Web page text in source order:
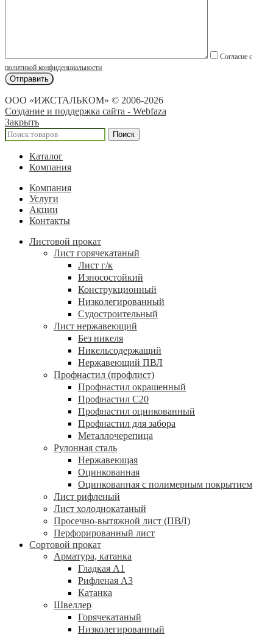
Согласие с
политикой конфиденциальности
ООО «ИЖСТАЛЬКОМ» © 2006-2026
Создание и поддержка сайта - Webfaza
Закрыть
Поиск
Каталог
Компания
Компания
Услуги
Акции
Контакты
Листовой прокат
Лист горячекатаный
Лист г/к
Износостойкий
Конструкционный
Низколегированный
Судостроительный
Лист нержавеющий
Без никеля
Никельсодержащий
Нержавеющий ПВЛ
Профнастил (профлист)
Профнастил окрашенный
Профнастил С20
Профнастил оцинкованный
Профнастил для забора
Металлочерепица
Рулонная сталь
Нержавеющая
Оцинкованная
Оцинкованная с полимерным покрытием
Лист рифленый
Лист холоднокатаный
Просечно-вытяжной лист (ПВЛ)
Перфорированный лист
Сортовой прокат
Арматура, катанка
Гладкая А1
Рифленая А3
Катанка
Швеллер
Горячекатаный
Низколегированный